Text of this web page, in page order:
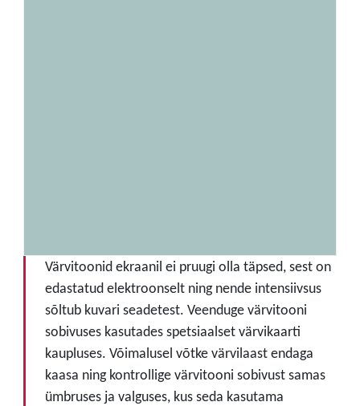
Värvitoonid ekraanil ei pruugi olla täpsed, sest on
edastatud elektroonselt ning nende intensiivsus
sõltub kuvari seadetest. Veenduge värvitooni
sobivuses kasutades spetsiaalset värvikaarti
kaupluses. Võimalusel võtke värvilaast endaga
kaasa ning kontrollige värvitooni sobivust samas
ümbruses ja valguses, kus seda kasutama